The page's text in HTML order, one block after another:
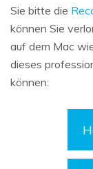
Sie bitte die
können Sie
auf dem Mac
dieses
können: